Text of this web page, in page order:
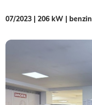
07/2023 | 206 kW | benzin